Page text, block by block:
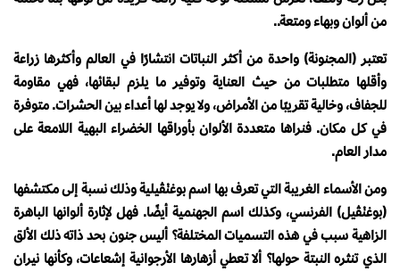
من ألوان وبهاء ومتعة..
تعتبر (المجنونة) واحدة من أكثر النباتات انتشارًا في العالم وأكثرها زراعة
وأقلها متطلبات من حيث العناية وتوفير ما يلزم لبقائها، فهي مقاومة
للجفاف، وخالية تقريبًا من الأمراض، ولا يوجد لها أعداء بين الحشرات. متوفرة
في كل مكان. فنراها متعددة الألوان بأوراقها الخضراء البهية اللامعة على
مدار العام.
ومن الأسماء الغريبة التي تعرف بها اسم بوغنْڤيلية وذلك نسبة إلى مكتشفها
(بوغنْڤيل) الفرنسي، وكذلك اسم الجهنمية أيضًا. فهل لإثارة ألوانها الباهرة
الزاهية سبب في هذه التسميات المختلفة؟ أليس جنون بحد ذاته ذلك الألق
الذي تنثره النبتة حولها؟ ألا تعطي أزهارها الأرجوانية إشعاعات، وكأنها نيران